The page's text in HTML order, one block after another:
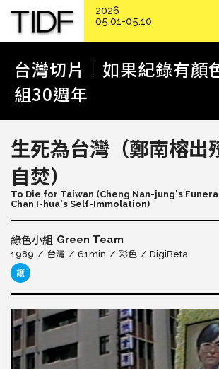
台灣切片｜如果紀錄有顏
組30週年
生死為台灣（鄭南榕出
自焚）
To Die for Taiwan (Cheng Nan-jung's
Chan I-hua's Self-Immolation)
綠色小組 Green Team
1989 台灣 61min 彩色 DigiBeta
護
2026
05.01-05.10